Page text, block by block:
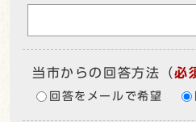
当市からの回答方法 （必
回答をメールで希望